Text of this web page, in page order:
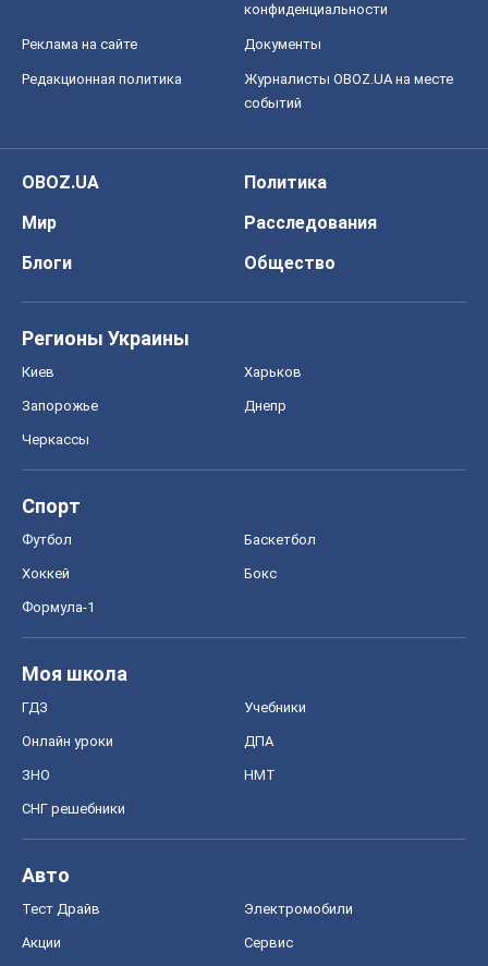
конфиденциальности
Реклама на сайте Документы
Редакционная политика
Журналисты OBOZ.UA на месте
событий
OBOZ.UA
Политика
Мир
Расследования
Блоги
Общество
Регионы Украины
Киев Харьков
Запорожье Днепр
Черкассы
Спорт
Футбол Баскетбол
Хоккей Бокс
Формула-1
Моя школа
ГДЗ Учебники
Онлайн уроки ДПА
ЗНО НМТ
СНГ решебники
Авто
Тест Драйв Электромобили
Акции Сервис